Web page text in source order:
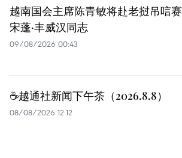
越南国会主席陈青敏将赴老挝吊唁赛
宋蓬·丰威汉同志
09/08/2026 00:43
☕️越通社新闻下午茶（2026.8.8）
08/08/2026 12:12